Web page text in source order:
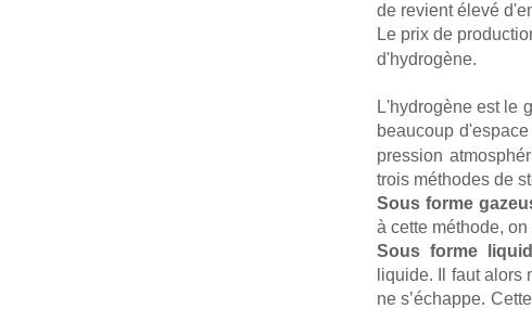
de revient élevé
Le prix de
d'hydrogène.
L'hydrogène est le
beaucoup
pression
trois méthodes de
Sous forme
à cette méthode,
Sous forme
liquide. Il faut alors
ne s’échappe.